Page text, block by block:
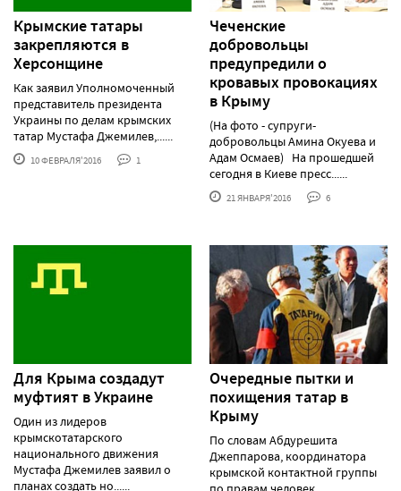
Крымские татары
закрепляются в
Херсонщине
Как заявил Уполномоченный
представитель президента
Украины по делам крымских
татар Мустафа Джемилев,......
10 ФЕВРАЛЯ'2016 1
Чеченские
добровольцы
предупредили о
кровавых провокациях
в Крыму
(На фото - супруги-
добровольцы Амина Окуева и
Адам Осмаев) На прошедшей
сегодня в Киеве пресс......
21 ЯНВАРЯ'2016 6
Для Крыма создадут
муфтият в Украине
Один из лидеров
крымскотатарского
национального движения
Мустафа Джемилев заявил о
планах создать но......
Очередные пытки и
похищения татар в
Крыму
По словам Абдурешита
Джеппарова, координатора
крымской контактной группы